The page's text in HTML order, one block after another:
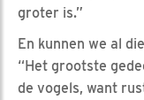
groter is.”
En kunnen we al
“Het grootste
de vogels, want